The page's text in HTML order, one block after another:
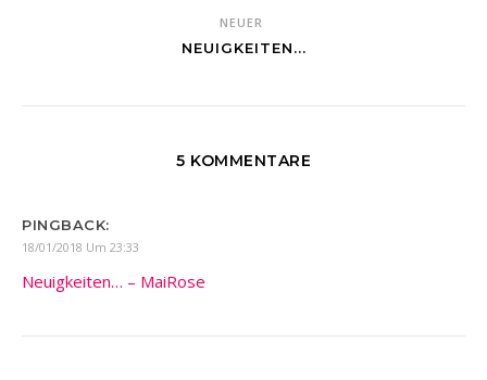
NEUER
NEUIGKEITEN...
5 KOMMENTARE
PINGBACK:
18/01/2018 Um 23:33
Neuigkeiten… – MaiRose